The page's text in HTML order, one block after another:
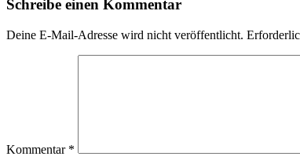
Schreibe einen Kommentar
Deine E-Mail-Adresse wird nicht veröffentlicht.
Kommentar *